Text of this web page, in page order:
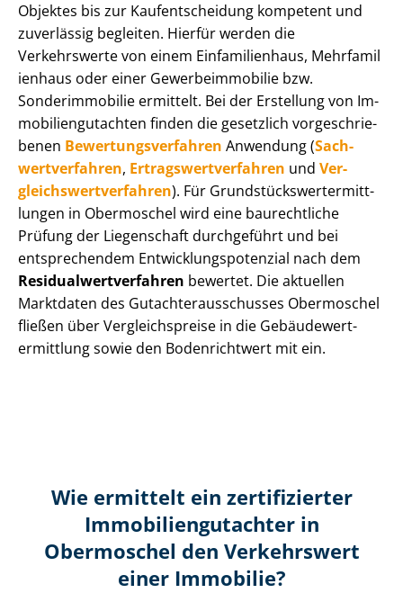
Objektes bis zur Kauf­ent­schei­dung kompetent und
zuverlässig begleiten. Hierfür werden die
Verkehrswerte von einem Einfamilienhaus, Mehr­fa­mi­l
i­en­haus oder einer Ge­wer­be­im­mo­bi­lie bzw.
Sonderimmobilie ermittelt. Bei der Erstellung von Im­
mo­bi­li­en­gut­ach­ten finden die gesetzlich vor­ge­schrie­
be­nen Be­wer­tungs­ver­fah­ren Anwendung (Sach­
wert­ver­fah­ren, Er­trags­wert­ver­fah­ren und Ver­
gleichs­wert­ver­fah­ren). Für Grund­stücks­wert­ermitt­
lun­gen in Obermoschel wird eine baurechtliche
Prüfung der Liegenschaft durchgeführt und bei
entsprechendem Ent­wick­lungs­po­ten­zi­al nach dem
Re­si­du­al­wert­ver­fah­ren bewertet. Die aktuellen
Marktdaten des Gut­ach­ter­aus­schus­ses Obermoschel
fließen über Ver­gleichs­prei­se in die Ge­bäu­de­wert­
ermitt­lung sowie den Bodenrichtwert mit ein.
Wie ermittelt ein zertifizierter
Immobilien­gutachter in
Obermoschel den Verkehrswert
einer Immobilie?